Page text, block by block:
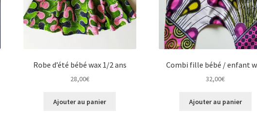
Robe d’été bébé wax 1/2 ans
28,00€
Ajouter au panier
Combi fille bébé / enfant
32,00€
Ajouter au panier